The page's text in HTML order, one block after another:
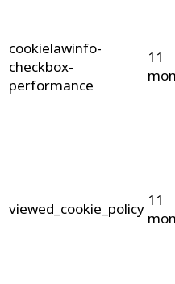
cookielawinfo-
checkbox-
performance
11
viewed_cookie_policy 11